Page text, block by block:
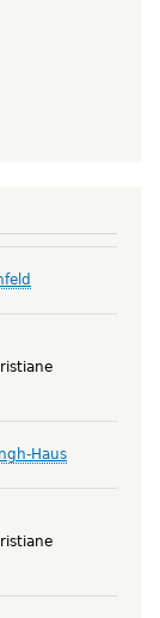
Haus